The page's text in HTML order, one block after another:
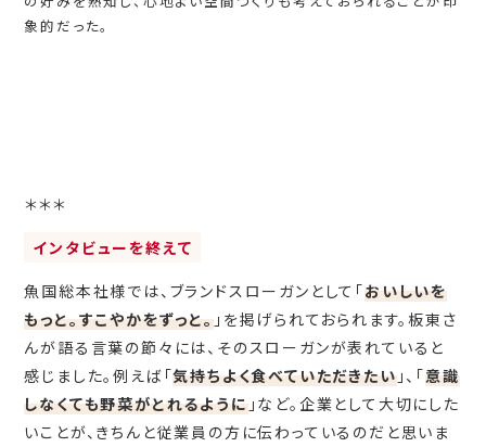
象的だった。
＊＊＊
インタビューを終えて
魚国総本社様では、ブランドスローガンとして「おいしいを
もっと。すこやかをずっと。」を掲げられておられます。板東さ
んが語る言葉の節々には、そのスローガンが表れていると
感じました。例えば「気持ちよく食べていただきたい」、「意識
しなくても野菜がとれるように」など。企業として大切にした
いことが、きちんと従業員の方に伝わっているのだと思いま